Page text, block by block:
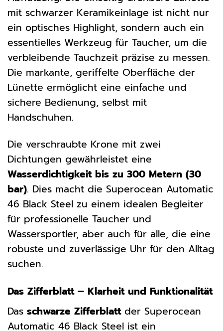
mit schwarzer Keramikeinlage ist nicht nur
ein optisches Highlight, sondern auch ein
essentielles Werkzeug für Taucher, um die
verbleibende Tauchzeit präzise zu messen.
Die markante, geriffelte Oberfläche der
Lünette ermöglicht eine einfache und
sichere Bedienung, selbst mit
Handschuhen.
Die verschraubte Krone mit zwei
Dichtungen gewährleistet eine
Wasserdichtigkeit bis zu 300 Metern (30
bar). Dies macht die Superocean Automatic
46 Black Steel zu einem idealen Begleiter
für professionelle Taucher und
Wassersportler, aber auch für alle, die eine
robuste und zuverlässige Uhr für den Alltag
suchen.
Das Zifferblatt – Klarheit und Funktionalität
Das schwarze Zifferblattder Superocean
Automatic 46 Black Steel ist ein